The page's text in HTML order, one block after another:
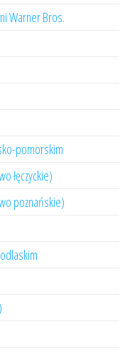
Warner Bros.
pomorskim
łęczyckie)
poznańskie)